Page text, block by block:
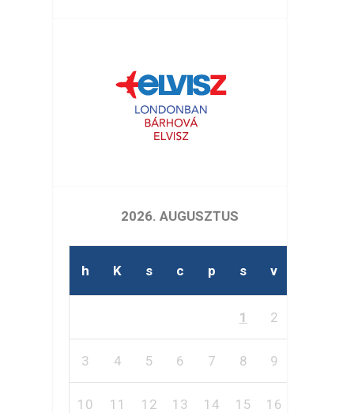
2026. AUGUSZTUS
h K s c p s v
1 2
3 4 5 6 7 8 9
10 11 12 13 14 15 16